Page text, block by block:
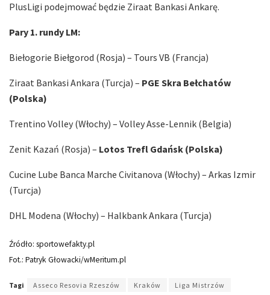
PlusLigi podejmować będzie Ziraat Bankasi Ankarę.
Pary 1. rundy LM:
Biełogorie Biełgorod (Rosja) – Tours VB (Francja)
Ziraat Bankasi Ankara (Turcja) – PGE Skra Bełchatów
(Polska)
Trentino Volley (Włochy) – Volley Asse-Lennik (Belgia)
Zenit Kazań (Rosja) – Lotos Trefl Gdańsk (Polska)
Cucine Lube Banca Marche Civitanova (Włochy) – Arkas Izmir
(Turcja)
DHL Modena (Włochy) – Halkbank Ankara (Turcja)
Źródło: sportowefakty.pl
Fot.: Patryk Głowacki/wMeritum.pl
Tagi Asseco Resovia Rzeszów Kraków
Liga Mistrzów